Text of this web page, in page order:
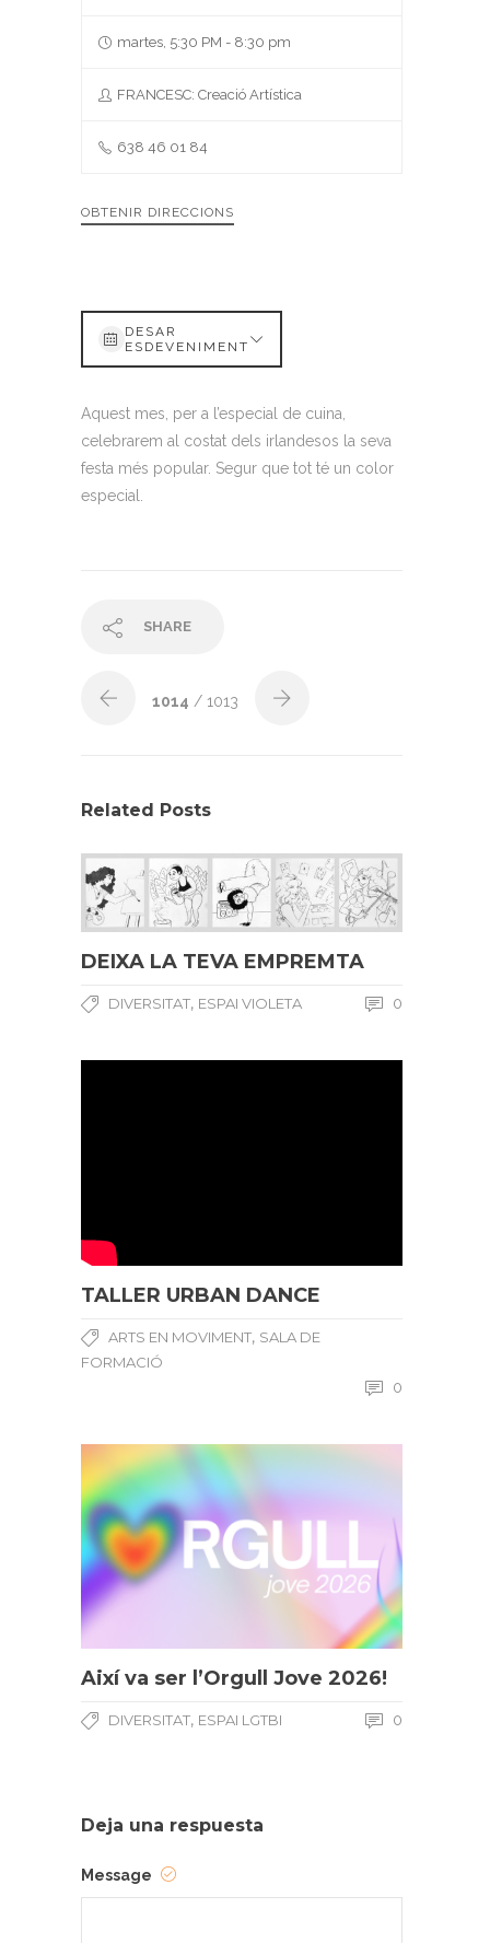
martes, 5:30 PM - 8:30 pm
FRANCESC: Creació Artística
638 46 01 84
OBTENIR DIRECCIONS
DESAR
ESDEVENIMENT
Aquest mes, per a l’especial de cuina,
celebrarem al costat dels irlandesos la seva
festa més popular. Segur que tot té un color
especial.
SHARE
1014 / 1013
Related Posts
DEIXA LA TEVA EMPREMTA
DIVERSITAT, ESPAI VIOLETA 0
TALLER URBAN DANCE
ARTS EN MOVIMENT, SALA DE
FORMACIÓ
0
Així va ser l’Orgull Jove 2026!
DIVERSITAT, ESPAI LGTBI 0
Deja una respuesta
Message